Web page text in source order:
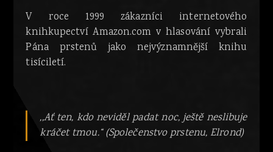
V roce 1999 zákazníci internetového
knihkupectví Amazon.com v hlasování vybrali
Pána prstenů jako nejvýznamnější knihu
tisíciletí.
,,Ať ten, kdo neviděl padat noc, ještě neslibuje
kráčet tmou.“ (Společenstvo prstenu, Elrond)